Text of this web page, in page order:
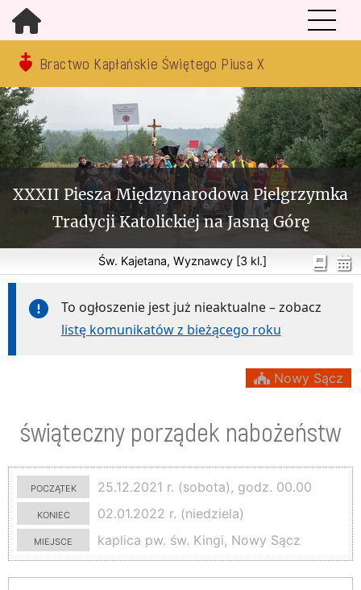
Bractwo Kapłańskie Świętego Piusa X
XXXII Piesza Międzynarodowa Pielgrzymka
Tradycji Katolickiej na Jasną Górę
Św. Kajetana, Wyznawcy [3 kl.]
To ogłoszenie jest już nieaktualne – zobacz
listę komunikatów z bieżącego roku
Nowy Sącz
świąteczny porządek nabożeństw
początek
25.12.2021 r. (sobota), godz. 00.00
koniec
02.01.2022 r. (niedziela)
miejsce
kaplica pw. św. Kingi, Nowy Sącz